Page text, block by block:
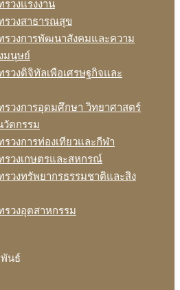
รวงแรงงาน
รวงสาธารณสุข
รวงการพัฒนาสังคมและความ
มนุษย์
รวงดิจิทัลเพือเศรษฐกิจและ
รวงการอุดมศึกษา วิทยาศาสตร์
ตกรรม
รวงการท่องเทียวและกีฬา
รวงเกษตรและสหกรณ์
รวงทรัพยากรธรรมชาติและสิง
รวงอุตสาหกรรม
นธ์